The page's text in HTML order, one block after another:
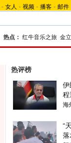
- 女人 - 视频 - 播客 - 邮件
热点： 红牛音乐之旅 金
热评榜
伊
程
海
“
落